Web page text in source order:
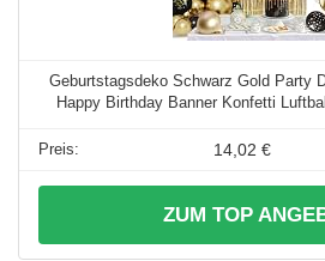
Geburtstagsdeko Schwarz Gold Party
Happy Birthday Banner Konfetti
14,02 €
ZUM TOP